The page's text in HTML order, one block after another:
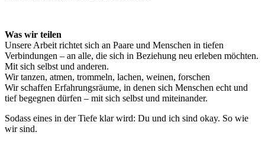
Was wir teilen
Unsere Arbeit richtet sich an Paare und Menschen in tiefen
Verbindungen – an alle, die sich in Beziehung neu erleben möchten.
Mit sich selbst und anderen.
Wir tanzen, atmen, trommeln, lachen, weinen, forschen
Wir schaffen Erfahrungsräume, in denen sich Menschen echt und
tief begegnen dürfen – mit sich selbst und miteinander.
Sodass eines in der Tiefe klar wird: Du und ich sind okay. So wie
wir sind.